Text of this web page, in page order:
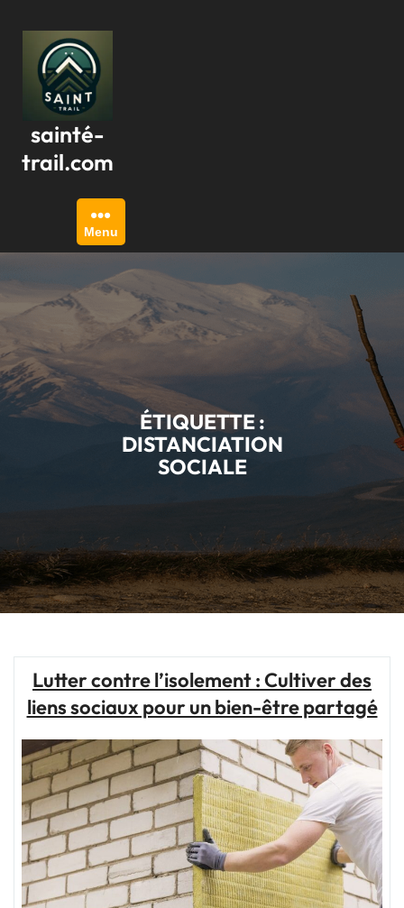
contenu
sainté-
trail.com
Menu
ÉTIQUETTE :
DISTANCIATION
SOCIALE
Lutter contre l’isolement : Cultiver des
liens sociaux pour un bien-être partagé